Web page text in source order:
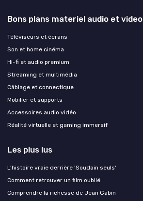
Bons plans materiel audio et video
Téléviseurs et écrans
Son et home cinéma
Hi-fi et audio premium
Streaming et multimédia
Câblage et connectique
Mobilier et supports
Accessoires audio vidéo
Réalité virtuelle et gaming immersif
Les plus lus
L'histoire vraie derrière 'Soudain seuls'
Comment retrouver un film oublié
Comprendre la richesse de Jean Gabin